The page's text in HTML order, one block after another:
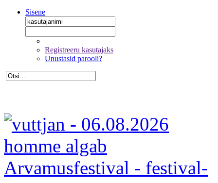
Sisene
Registreeru kasutajaks
Unustasid parooli?